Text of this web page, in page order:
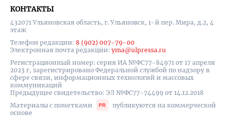
КОНТАКТЫ
432071 Ульяновская область, г. Ульяновск, 1-й пер. Мира, д.2, 4
этаж
Телефон редакции: 8 (902) 007-79-00
Электронная почта редакции: yma@ulpressa.ru
Регистрационный номер: серия ИА №ФС77-84971 от 17 апреля
2023 г, зарегистрировано Федеральной службой по надзору в
сфере связи, информационных технологий и массовых
коммуникаций
Предыдущее свидетельство: ЭЛ №ФС77-74499 от 14.12.2018
Материалы с пометками
публикуются на коммерческой
основе